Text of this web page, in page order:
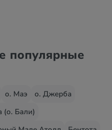
популярные
о. Маэ
о. Джерба
(о. Бали)